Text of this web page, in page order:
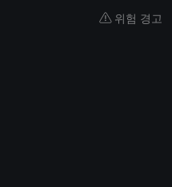
위험 경고